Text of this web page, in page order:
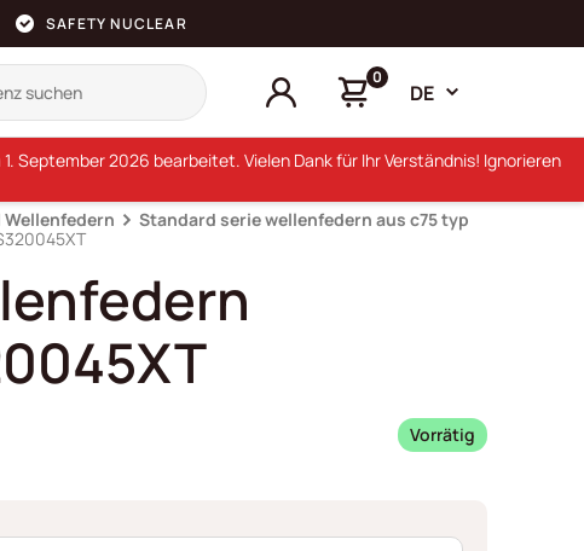
SAFETY NUCLEAR
0
DE
Standard serie wellenfedern aus c75 typ
Vorrätig
September 2026 bearbeitet. Vielen Dank für Ihr Verständnis! Ignorieren